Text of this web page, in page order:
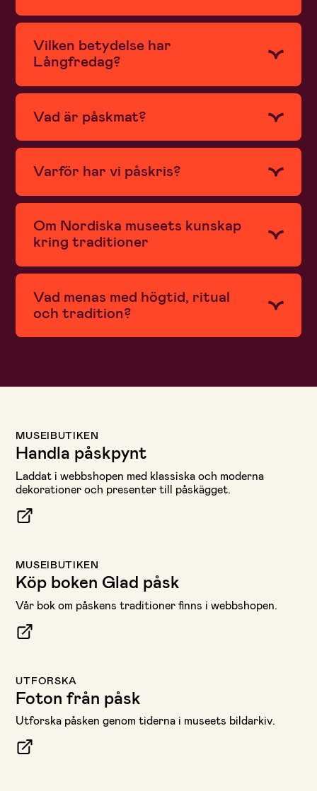
Vilken betydelse har
Långfredag?
Vad är påskmat?
Varför har vi påskris?
Om Nordiska museets kunskap
kring traditioner
Vad menas med högtid, ritual
och tradition?
MUSEIBUTIKEN
Handla påskpynt
Laddat i webbshopen med klassiska och moderna
dekorationer och presenter till påskägget.
MUSEIBUTIKEN
Köp boken Glad påsk
Vår bok om påskens traditioner finns i webbshopen.
UTFORSKA
Foton från påsk
Utforska påsken genom tiderna i museets bildarkiv.